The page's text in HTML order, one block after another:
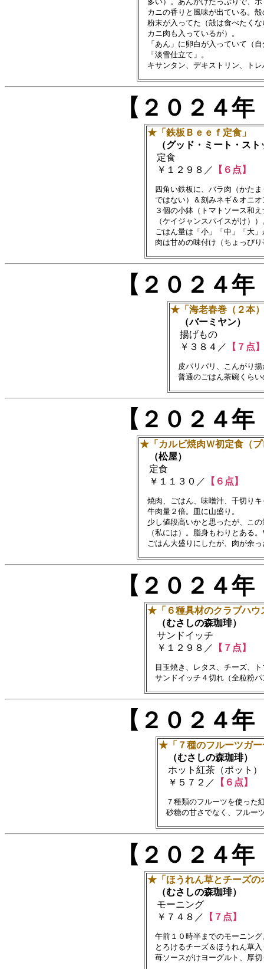
カニの香りと風味が出ている。
粉末が入ってた（殻は食べたく
カニ肉も入っているが）。
「あん」に卵白が入っていて（
「淡雪仕立て」。
【２０２４
★「鉄板Ｂｅｅｆ定食」
（グッド・ミート・ス
定食
￥１２９８／ 【６点】
四角い鉄板に、バラ肉（かた
ではない）＆刻みネギ＆オニオ
３個の小鉢（トマトソース和え
（ケイジャンスパイスがけ）
ごはん量は「小」「中」「大」
【２０２４
★「海老春巻（２本
（バーミヤン）
揚げもの
￥３８４／ 【７点】
皮パリパリ、こんがり
【２０２４
★「カルビ焼肉Ｗ初定食（プ
（松屋）
定食
￥１１３０／ 【６点】
焼肉、ごはん、味噌汁、千切りキ
牛肉量２倍。皿に山盛り。
少し値段高いかと思ったが、こ
（私には）。脂身もわりとある。
【２０２４
★「６種具材のクラブハウ
（むさしの森珈琲）
サンドイッチ
￥１２９８／ 【７点】
目玉焼き、レタス、チーズ、
【２０２４
★「７種のフルーツガー
（むさしの森珈琲）
ホット紅茶（ポット）
￥５７２／
【６点】
７種類のフルーツを使った
【２０２４
★「ほうれん草とチーズの
（むさしの森珈琲）
モーニング
￥７４８／ 【７点】
午前１０時半までのモーニング
とろけるチーズ＆ほうれん草